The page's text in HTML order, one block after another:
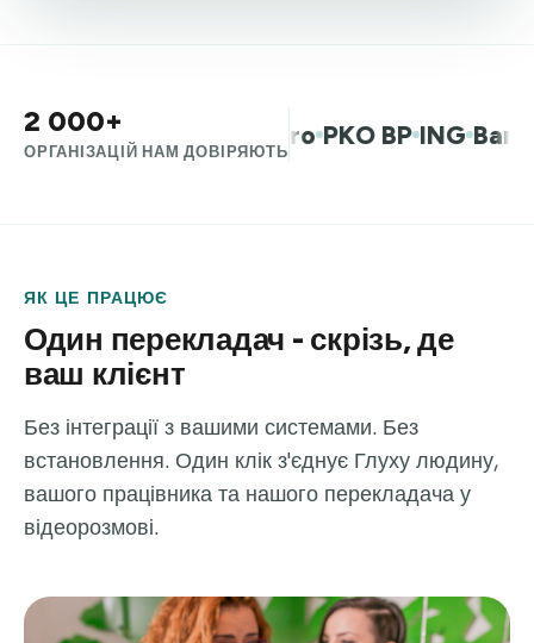
2 000+
ОРГАНІЗАЦІЙ НАМ ДОВІРЯЮТЬ
м.ст. Варшава PKO BP ING Bank
ЯК ЦЕ ПРАЦЮЄ
Один перекладач - скрізь, де
ваш клієнт
Без інтеграції з вашими системами. Без
встановлення. Один клік з'єднує Глуху людину,
вашого працівника та нашого перекладача у
відеорозмові.